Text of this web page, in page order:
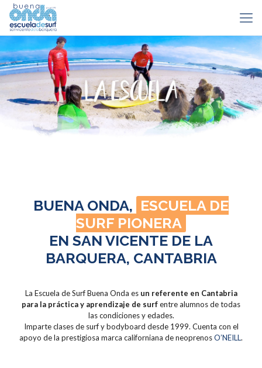
BUENA ONDA, ESCUELA DE
SURF PIONERA
EN SAN VICENTE DE LA
BARQUERA, CANTABRIA
La Escuela de Surf Buena Onda es un referente en Cantabria
para la práctica y aprendizaje de surfentre alumnos de todas
las condiciones y edades.
Imparte clases de surf y bodyboard desde 1999. Cuenta con el
apoyo de la prestigiosa marca californiana de neoprenosO’NEILL.